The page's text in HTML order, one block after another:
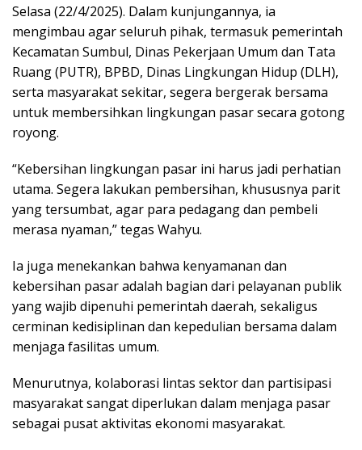
Selasa (22/4/2025). Dalam kunjungannya, ia
mengimbau agar seluruh pihak, termasuk pemerintah
Kecamatan Sumbul, Dinas Pekerjaan Umum dan Tata
Ruang (PUTR), BPBD, Dinas Lingkungan Hidup (DLH),
serta masyarakat sekitar, segera bergerak bersama
untuk membersihkan lingkungan pasar secara gotong
royong.
“Kebersihan lingkungan pasar ini harus jadi perhatian
utama. Segera lakukan pembersihan, khususnya parit
yang tersumbat, agar para pedagang dan pembeli
merasa nyaman,” tegas Wahyu.
Ia juga menekankan bahwa kenyamanan dan
kebersihan pasar adalah bagian dari pelayanan publik
yang wajib dipenuhi pemerintah daerah, sekaligus
cerminan kedisiplinan dan kepedulian bersama dalam
menjaga fasilitas umum.
Menurutnya, kolaborasi lintas sektor dan partisipasi
masyarakat sangat diperlukan dalam menjaga pasar
sebagai pusat aktivitas ekonomi masyarakat.